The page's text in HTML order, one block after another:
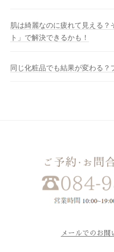
肌は綺麗なのに疲れて見える？
ト」で解決できるかも！
同じ化粧品でも結果が変わる
メールでのお問